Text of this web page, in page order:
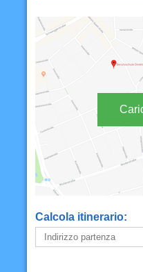
Calcola itinerario: